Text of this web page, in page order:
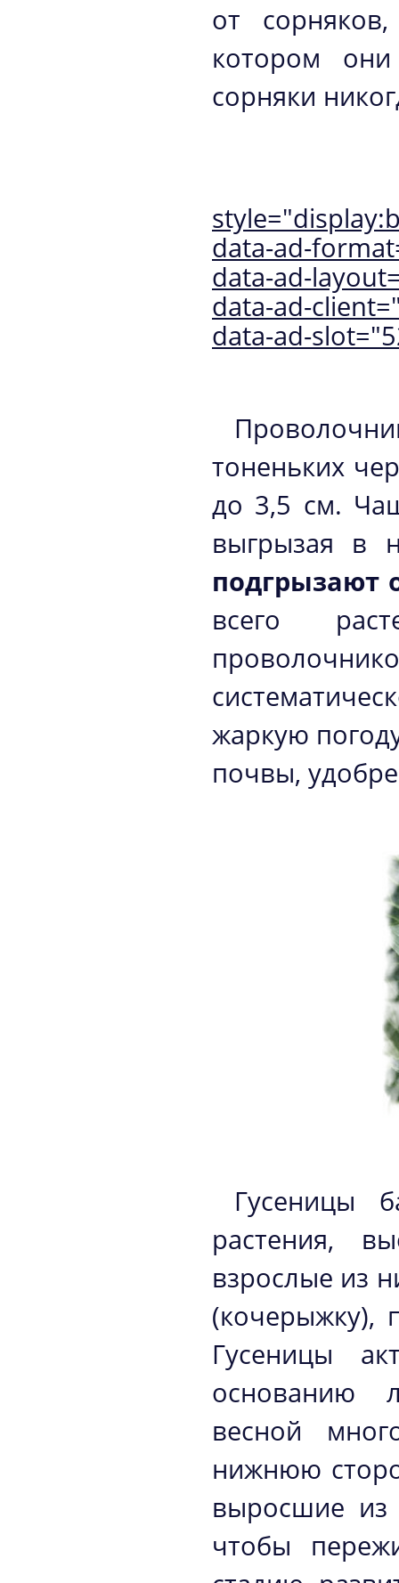
от
котором
сорняки
data-ad-
data-ad-
data-ad-
data-ad-
тоненьких
до 3,5 см.
выгрызая в
подгрызают
всего
жаркую
почвы,
Гусеницы
растения,
взрослые из
(кочерыжку),
Гусеницы
основанию
весной
нижнюю
выросшие из
чтобы